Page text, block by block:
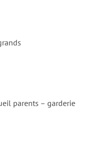
parents – garderie